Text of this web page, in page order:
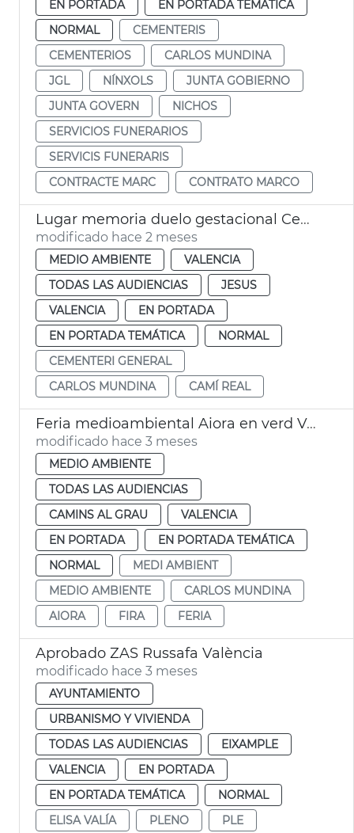
EN PORTADA
EN PORTADA TEMÁTICA
NORMAL
CEMENTERIS
CEMENTERIOS
CARLOS MUNDINA
JGL
NÍNXOLS
JUNTA GOBIERNO
JUNTA GOVERN
NICHOS
SERVICIOS FUNERARIOS
SERVICIS FUNERARIS
CONTRACTE MARC
CONTRATO MARCO
Lugar memoria duelo gestacional Cementerio General València
modificado hace 2 meses
MEDIO AMBIENTE
VALENCIA
TODAS LAS AUDIENCIAS
JESUS
VALENCIA
EN PORTADA
EN PORTADA TEMÁTICA
NORMAL
CEMENTERI GENERAL
CARLOS MUNDINA
CAMÍ REAL
Feria medioambiental Aiora en verd València
modificado hace 3 meses
MEDIO AMBIENTE
TODAS LAS AUDIENCIAS
CAMINS AL GRAU
VALENCIA
EN PORTADA
EN PORTADA TEMÁTICA
NORMAL
MEDI AMBIENT
MEDIO AMBIENTE
CARLOS MUNDINA
AIORA
FIRA FERIA
Aprobado ZAS Russafa València
modificado hace 3 meses
AYUNTAMIENTO
URBANISMO Y VIVIENDA
TODAS LAS AUDIENCIAS
EIXAMPLE
VALENCIA
EN PORTADA
EN PORTADA TEMÁTICA
NORMAL
ELISA VALÍA
PLENO
PLE